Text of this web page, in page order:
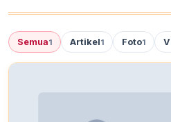
Semua1 Artikel1 Foto1